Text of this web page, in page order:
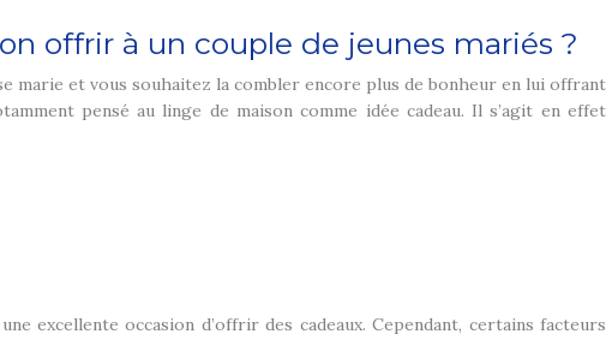
offrir à un couple de jeunes mariés ?
marie et vous souhaitez la combler encore plus de bonheur en lui offrant
pensé au linge de maison comme idée cadeau. Il s’agit en effet
excellente occasion d’offrir des cadeaux. Cependant, certains facteurs